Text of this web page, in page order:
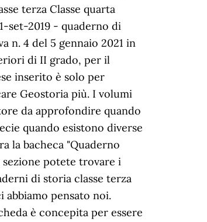
terza Classe quarta
set-2019 - quaderno di
n. 4 del 5 gennaio 2021 in
di II grado, per il
inserito è solo per
Geostoria più. I volumi
da approfondire quando
quando esistono diverse
la bacheca "Quaderno
sezione potete trovare i
di storia classe terza
pensato noi.
è concepita per essere